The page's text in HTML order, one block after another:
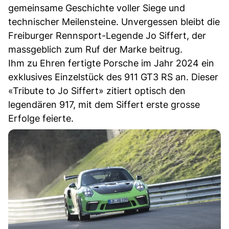
gemeinsame Geschichte voller Siege und
technischer Meilensteine. Unvergessen bleibt die
Freiburger Rennsport-Legende Jo Siffert, der
massgeblich zum Ruf der Marke beitrug.
Ihm zu Ehren fertigte Porsche im Jahr 2024 ein
exklusives Einzelstück des 911 GT3 RS an. Dieser
«Tribute to Jo Siffert» zitiert optisch den
legendären 917, mit dem Siffert erste grosse
Erfolge feierte.